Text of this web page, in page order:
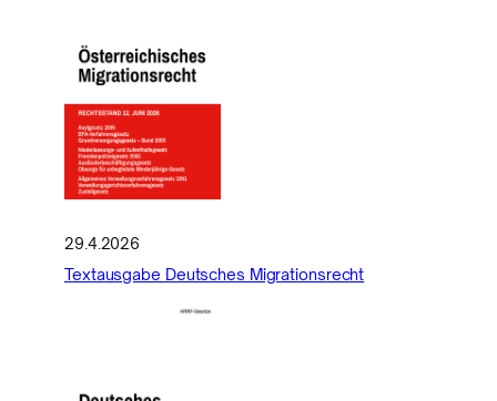
29.4.2026
Textausgabe Deutsches Migrationsrecht